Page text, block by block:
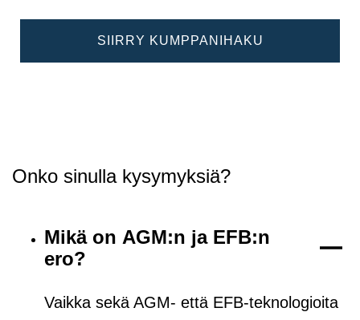
SIIRRY KUMPPANIHAKU
Onko sinulla kysymyksiä?
Mikä on AGM:n ja EFB:n
ero?
Vaikka sekä AGM- että EFB-teknologioita